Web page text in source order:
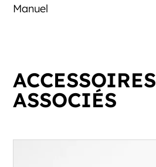
Manuel
ACCESSOIRES
ASSOCIÉS